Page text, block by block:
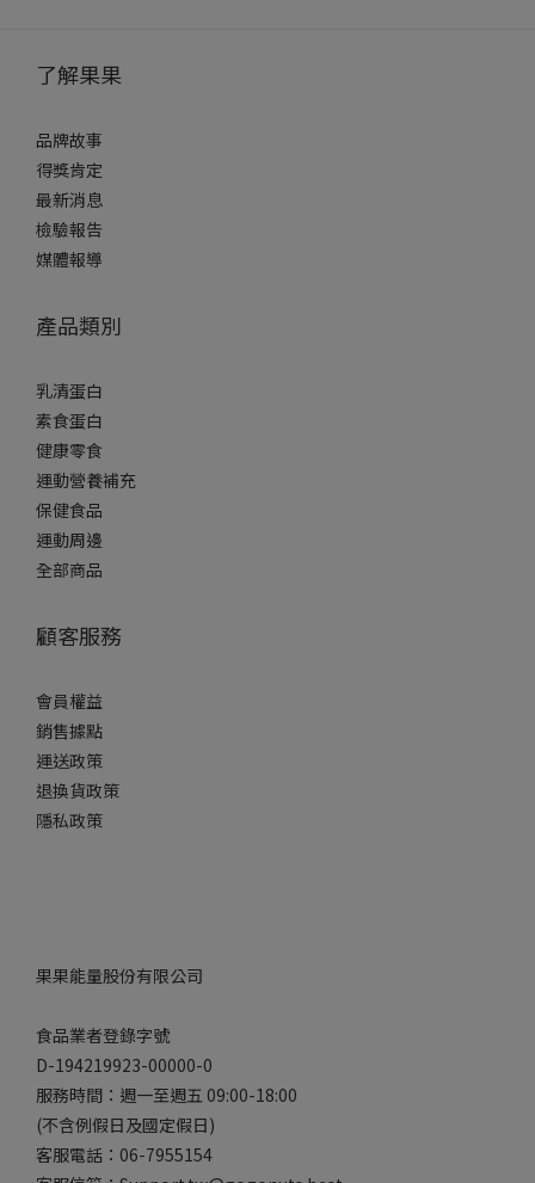
了解果果
品牌故事
得獎肯定
最新消息
檢驗報告
媒體報導
產品類別
乳清蛋白
素食蛋白
健康零食
運動營養補充
保健食品
運動周邊
全部商品
顧客服務
會員權益
銷售據點
運送政策
退換貨政策
隱私政策
果果能量股份有限公司
食品業者登錄字號
D-194219923-00000-0
服務時間：週一至週五 09:00-18:00
(不含例假日及國定假日)
客服電話：06-7955154